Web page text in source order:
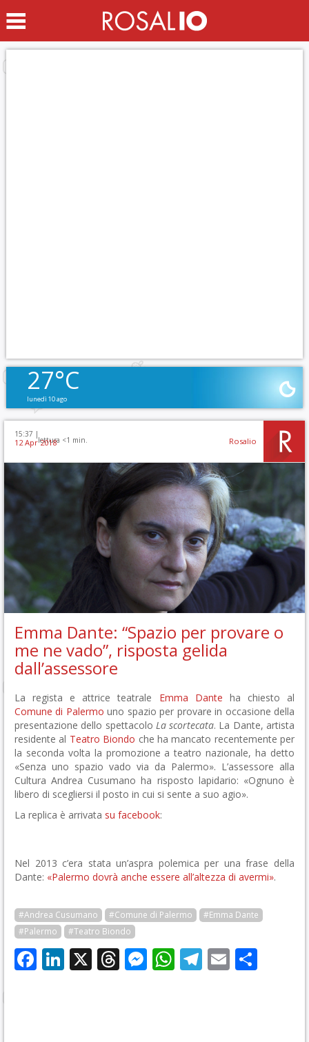
27°C
lunedì 10 ago
15:37 |
lettura <1 min.
12 Apr 2018 Rosalio
Emma Dante: “Spazio per provare o
me ne vado”, risposta gelida
dall’assessore
La regista e attrice teatrale Emma Dante ha chiesto al
Comune di Palermo uno spazio per provare in occasione della
presentazione dello spettacolo La scortecata. La Dante, artista
residente al Teatro Biondo che ha mancato recentemente per
la seconda volta la promozione a teatro nazionale, ha detto
«Senza uno spazio vado via da Palermo». L’assessore alla
Cultura Andrea Cusumano ha risposto lapidario: «Ognuno è
libero di scegliersi il posto in cui si sente a suo agio».
La replica è arrivata su facebook:
Nel 2013 c’era stata un’aspra polemica per una frase della
Dante: «Palermo dovrà anche essere all’altezza di avermi».
#Andrea Cusumano #Comune di Palermo
#Emma Dante
#Palermo
#Teatro Biondo
Facebook
LinkedIn
X Threads
Messenger
WhatsApp
Telegram
Email